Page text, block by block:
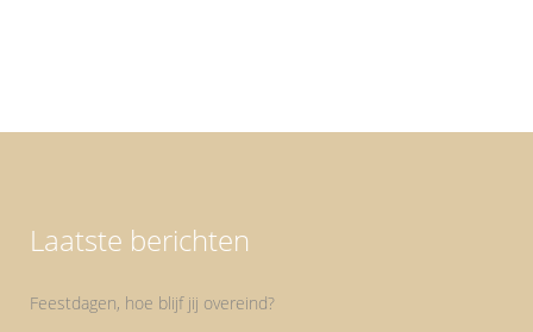
Laatste berichten
Feestdagen, hoe blijf jij overeind?